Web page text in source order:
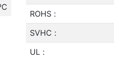
ROHS:
SVHC :
UL: